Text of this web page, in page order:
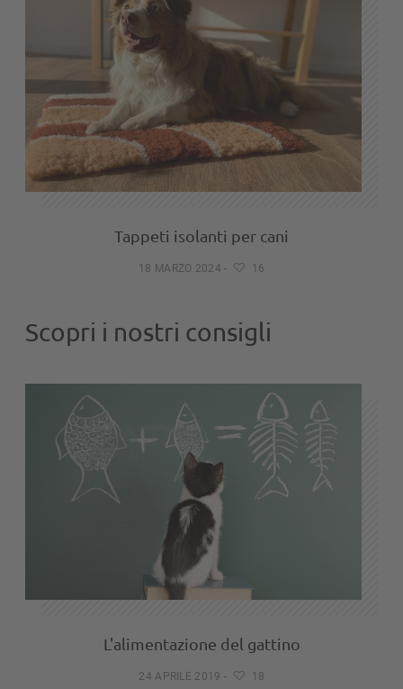
Tappeti isolanti per cani
18 MARZO 2024 - 16
Scopri i nostri consigli
L'alimentazione del gattino
24 APRILE 2019 - 18